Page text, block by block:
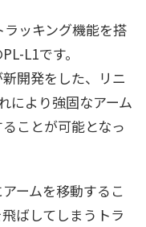
ッキング機能を搭
L1です。
開発をした、リニ
により強固なアーム
ことが可能となっ
ームを移動するこ
ばしてしまうトラ